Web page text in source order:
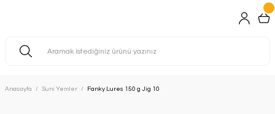
Anasayfa Suni Yemler Fanky Lures 150 g Jig 10